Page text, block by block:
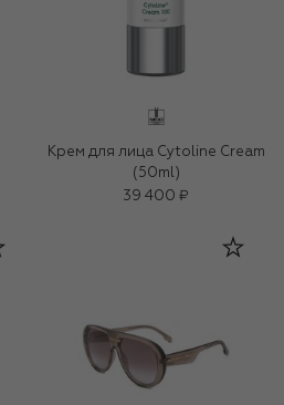
Крем для лица Cytoline Cream
(50ml)
39 400 ₽